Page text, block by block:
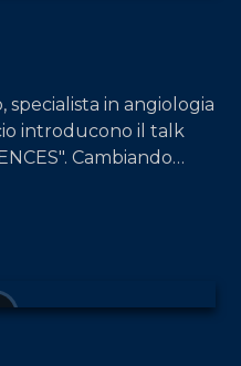
specialista in angiologia
introducono il talk
Cambiando